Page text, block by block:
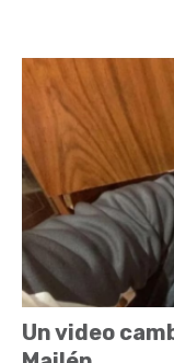
Un video